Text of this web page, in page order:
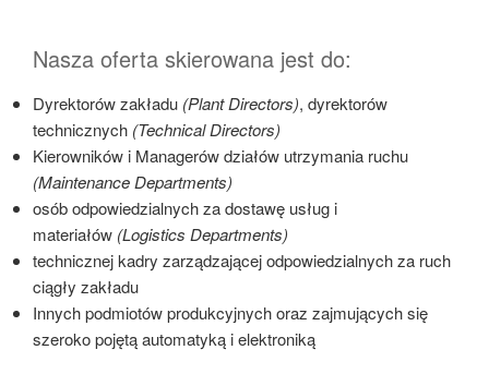
Nasza oferta skierowana jest do:
Dyrektorów zakładu (Plant Directors), dyrektorów
technicznych (Technical Directors)
Kierowników i Managerów działów utrzymania ruchu
(Maintenance Departments)
osób odpowiedzialnych za dostawę usług i
materiałów (Logistics Departments)
technicznej kadry zarządzającej odpowiedzialnych za ruch
ciągły zakładu
Innych podmiotów produkcyjnych oraz zajmujących się
szeroko pojętą automatyką i elektroniką